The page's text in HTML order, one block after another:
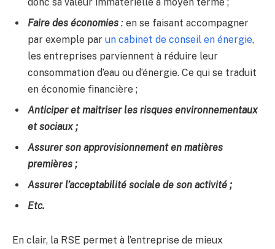
Faire des économies : en se faisant accompagner
par exemple par un cabinet de conseil en énergie,
les entreprises parviennent à réduire leur
consommation d’eau ou d’énergie. Ce qui se traduit
en économie financière ;
Anticiper et maitriser les risques environnementaux
et sociaux ;
Assurer son approvisionnement en matières
premières ;
Assurer l’acceptabilité sociale de son activité ;
Etc.
En clair, la RSE permet à l’entreprise de mieux